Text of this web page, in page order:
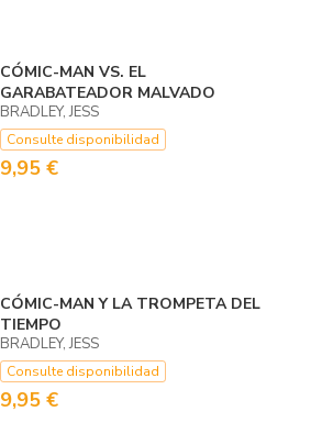
CÓMIC-MAN VS. EL
GARABATEADOR MALVADO
BRADLEY, JESS
Consulte disponibilidad
9,95 €
CÓMIC-MAN Y LA TROMPETA DEL
TIEMPO
BRADLEY, JESS
Consulte disponibilidad
9,95 €